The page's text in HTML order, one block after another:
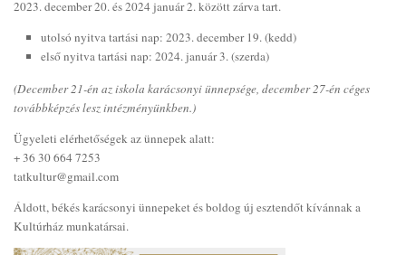
2023. december 20. és 2024 január 2. között zárva tart.
utolsó nyitva tartási nap: 2023. december 19. (kedd)
első nyitva tartási nap: 2024. január 3. (szerda)
(December 21-én az iskola karácsonyi ünnepsége, december 27-én céges
továbbképzés lesz intézményünkben.)
Ügyeleti elérhetőségek az ünnepek alatt:
+ 36 30 664 7253
tatkultur@gmail.com
Áldott, békés karácsonyi ünnepeket és boldog új esztendőt kívánnak a
Kultúrház munkatársai.